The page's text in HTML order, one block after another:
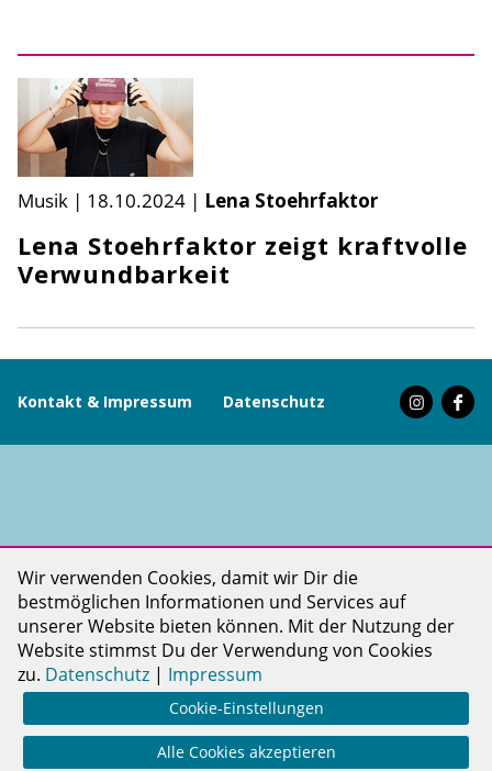
Musik | 18.10.2024 | Lena Stoehrfaktor
Lena Stoehrfaktor zeigt kraftvolle
Verwundbarkeit
Kontakt & Impressum Datenschutz
Wir verwenden Cookies, damit wir Dir die
bestmöglichen Informationen und Services auf
unserer Website bieten können. Mit der Nutzung der
Website stimmst Du der Verwendung von Cookies
zu. Datenschutz | Impressum
Cookie-Einstellungen
Alle Cookies akzeptieren